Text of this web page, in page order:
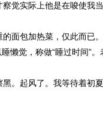
觉实际上他是在唆使我
面包加热菜，仅此而已
懒觉，称做“睡过时间”。
。起风了。我等待着初